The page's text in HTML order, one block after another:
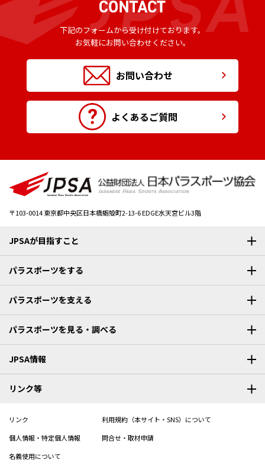
下記のフォームから受け付けております。
お気軽にお問い合わせください。
お問い合わせ
よくあるご質問
〒103-0014東京都中央区日本橋蛎殻町2-13-6 EDGE水天宮ビル3階
JPSAが目指すこと
パラスポーツをする
パラスポーツを支える
パラスポーツを見る・調べる
JPSA情報
リンク等
リンク
利用規約（本サイト・SNS）について
個人情報・特定個人情報
問合せ・取材申請
名義使用について